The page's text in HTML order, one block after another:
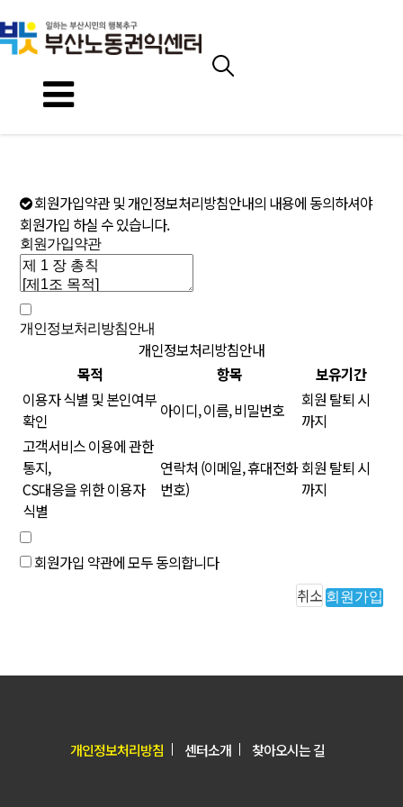
회원가입약관 및 개인정보처리방침안내의 내용에 동의하셔야
회원가입 하실 수 있습니다.
회원가입약관
개인정보처리방침안내
개인정보처리방침안내
목적
항목
보유기간
이용자 식별 및 본인여부
확인
아이디, 이름, 비밀번호
회원 탈퇴 시
까지
고객서비스 이용에 관한
통지,
CS대응을 위한 이용자
식별
연락처 (이메일, 휴대전화
번호)
회원 탈퇴 시
까지
회원가입 약관에 모두 동의합니다
취소 회원가입
개인정보처리방침 센터소개 찾아오시는 길